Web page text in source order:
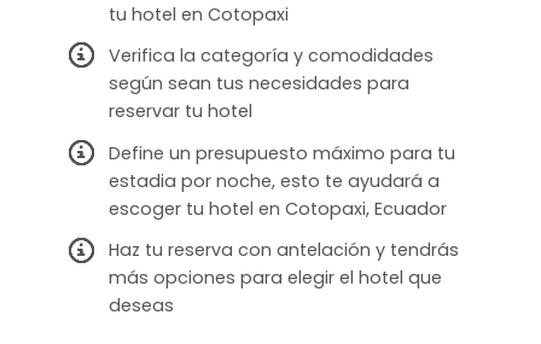
tu hotel en Cotopaxi
Verifica la categoría y comodidades
según sean tus necesidades para
reservar tu hotel
Define un presupuesto máximo para tu
estadia por noche, esto te ayudará a
escoger tu hotel en Cotopaxi, Ecuador
Haz tu reserva con antelación y tendrás
más opciones para elegir el hotel que
deseas